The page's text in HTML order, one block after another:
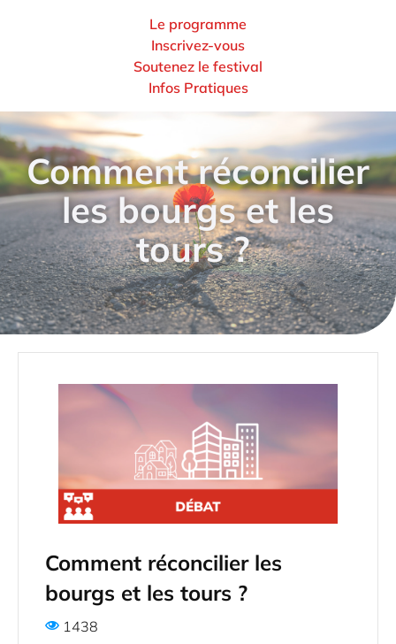
Le programme
Inscrivez-vous
Soutenez le festival
Infos Pratiques
Comment réconcilier
les bourgs et les
tours ?
Comment réconcilier les
bourgs et les tours ?
1438